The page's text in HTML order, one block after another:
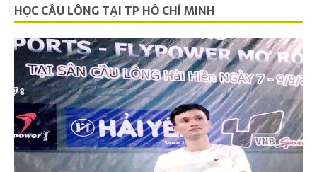
HỌC CẦU LÔNG TẠI TP HỒ CHÍ MINH